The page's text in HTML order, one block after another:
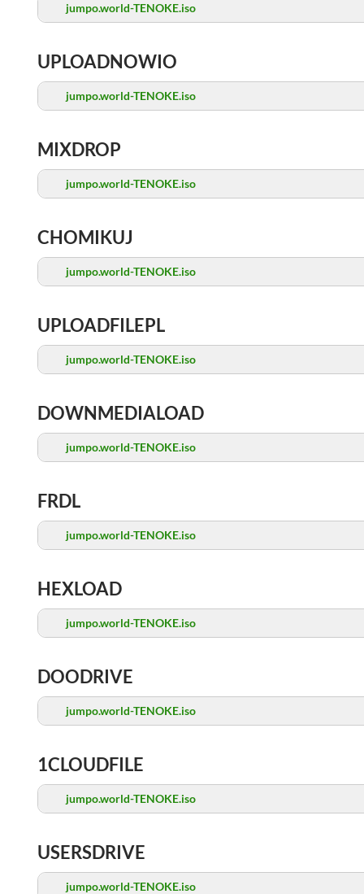
jumpo.world-TENOKE.iso
UPLOADNOWIO
jumpo.world-TENOKE.iso
MIXDROP
jumpo.world-TENOKE.iso
CHOMIKUJ
jumpo.world-TENOKE.iso
UPLOADFILEPL
jumpo.world-TENOKE.iso
DOWNMEDIALOAD
jumpo.world-TENOKE.iso
FRDL
jumpo.world-TENOKE.iso
HEXLOAD
jumpo.world-TENOKE.iso
DOODRIVE
jumpo.world-TENOKE.iso
1CLOUDFILE
jumpo.world-TENOKE.iso
USERSDRIVE
jumpo.world-TENOKE.iso